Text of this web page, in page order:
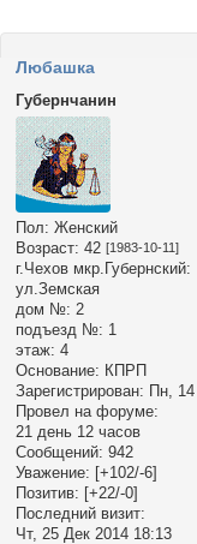
Любашка
Губернчанин
Пол: Женский
Возраст: 42 [1983-10-11]
г.Чехов мкр.Губернский:
ул.Земская
дом №: 2
подъезд №: 1
этаж: 4
Основание: КПРП
Зарегистрирован: Пн, 14
Провел на форуме:
21 день 12 часов
Сообщений: 942
Уважение: [+102/-6]
Позитив: [+22/-0]
Последний визит:
Чт, 25 Дек 2014 18:13